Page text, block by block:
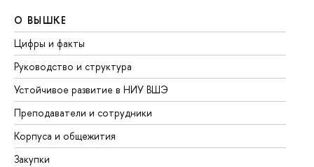
О ВЫШКЕ
Цифры и факты
Руководство и структура
Устойчивое развитие в НИУ ВШЭ
Преподаватели и сотрудники
Корпуса и общежития
Закупки